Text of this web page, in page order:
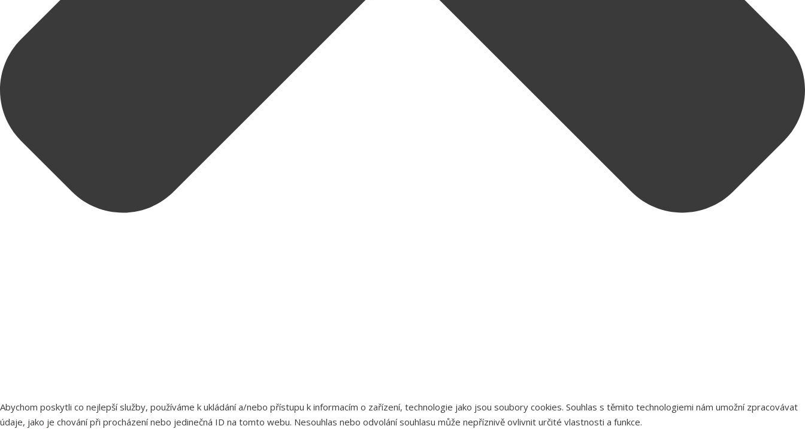
Abychom poskytli co nejlepší služby, používáme k ukládání a/nebo přístupu k informacím o zařízení, technologie jako jsou soubory cookies. Souhlas s těmito technologiemi nám umožní zpracovávat
údaje, jako je chování při procházení nebo jedinečná ID na tomto webu. Nesouhlas nebo odvolání souhlasu může nepříznivě ovlivnit určité vlastnosti a funkce.